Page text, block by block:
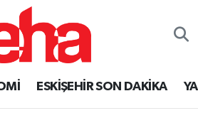
ESKİŞEHİR SON DAKİKA